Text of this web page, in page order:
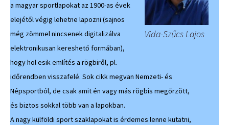
Vida-Szűcs Lajos
a magyar sportlapokat az 1900-as évek
elejétől végig lehetne lapozni (sajnos
még zömmel nincsenek digitalizálva
elektronikusan kereshető formában),
hogy hol esik említés a rögbiről, pl.
időrendben visszafelé. Sok cikk megvan Nemzeti- és
Népsportból, de csak amit én vagy más rögbis megőrzött,
és biztos sokkal több van a lapokban.
A nagy külföldi sport szaklapokat is érdemes lenne kutatni,